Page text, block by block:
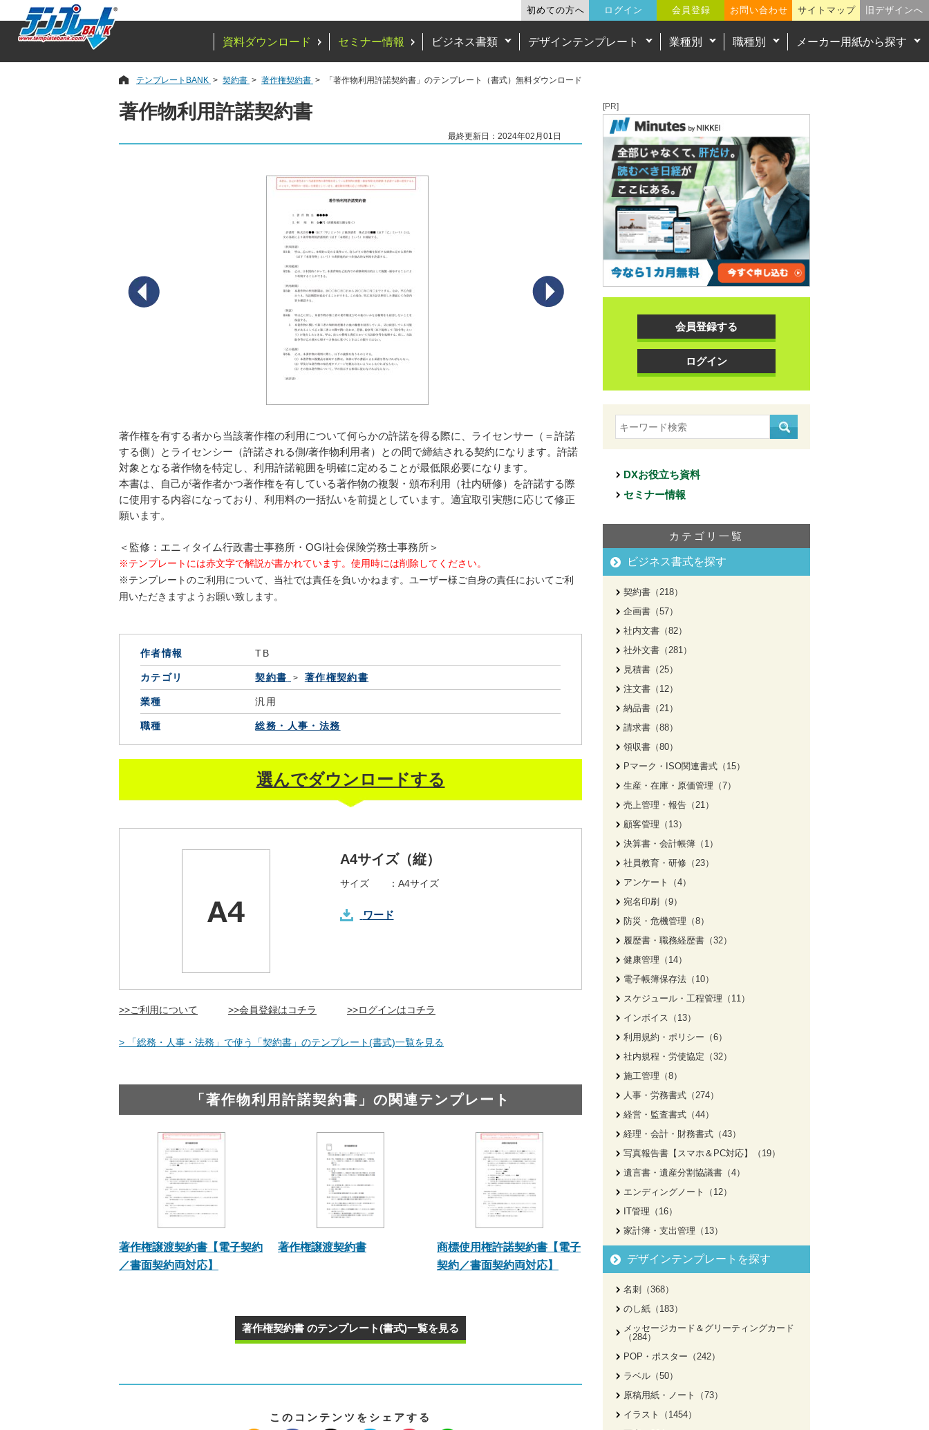
初めての方へ ログイン 会員登録 お問い合わせ サイトマップ 旧デザインへ
資料ダウンロード セミナー情報 ビジネス書類 デザインテンプレート 業種別 職種別 メーカー用紙から探す
テンプレートBANK 契約書 著作権契約書 「著作物利用許諾契約書」のテンプレート（書式）無料ダウンロード
著作物利用許諾契約書
最終更新日：2024年02月01日
著作権を有する者から当該著作権の利用について何らかの許諾を得る際に、ライセンサー（＝許諾
する側）とライセンシー（許諾される側/著作物利用者）との間で締結される契約になります。許諾
対象となる著作物を特定し、利用許諾範囲を明確に定めることが最低限必要になります。
本書は、自己が著作者かつ著作権を有している著作物の複製・頒布利用（社内研修）を許諾する際
に使用する内容になっており、利用料の一括払いを前提としています。適宜取引実態に応じて修正
願います。
＜監修：エニィタイム行政書士事務所・OGI社会保険労務士事務所＞
※テンプレートには赤文字で解説が書かれています。使用時には削除してください。
※テンプレートのご利用について、当社では責任を負いかねます。ユーザー様ご自身の責任においてご利
用いただきますようお願い致します。
作者情報 TB
カテゴリ 契約書 著作権契約書
業種 汎用
職種 総務・人事・法務
選んでダウンロードする
A4サイズ（縦）
サイズ ： A4サイズ
ワード
>>ご利用について >>会員登録はコチラ >>ログインはコチラ
> 「総務・人事・法務」で使う「契約書」のテンプレート(書式)一覧を見る
「著作物利用許諾契約書」の関連テンプレート
著作権譲渡契約書【電子契約
／書面契約両対応】
著作権譲渡契約書
商標使用権許諾契約書【電子
契約／書面契約両対応】
著作権契約書 のテンプレート(書式)一覧を見る
このコンテンツをシェアする
[PR]
会員登録する
ログイン
DXお役立ち資料
セミナー情報
カテゴリ一覧
ビジネス書式を探す
契約書（218）
企画書（57）
社内文書（82）
社外文書（281）
見積書（25）
注文書（12）
納品書（21）
請求書（88）
領収書（80）
Pマーク・ISO関連書式（15）
生産・在庫・原価管理（7）
売上管理・報告（21）
顧客管理（13）
決算書・会計帳簿（1）
社員教育・研修（23）
アンケート（4）
宛名印刷（9）
防災・危機管理（8）
履歴書・職務経歴書（32）
健康管理（14）
電子帳簿保存法（10）
スケジュール・工程管理（11）
インボイス（13）
利用規約・ポリシー（6）
社内規程・労使協定（32）
施工管理（8）
人事・労務書式（274）
経営・監査書式（44）
経理・会計・財務書式（43）
写真報告書【スマホ＆PC対応】（19）
遺言書・遺産分割協議書（4）
エンディングノート（12）
IT管理（16）
家計簿・支出管理（13）
デザインテンプレートを探す
名刺（368）
のし紙（183）
メッセージカード＆グリーティングカード
（284）
POP・ポスター（242）
ラベル（50）
原稿用紙・ノート（73）
イラスト（1454）